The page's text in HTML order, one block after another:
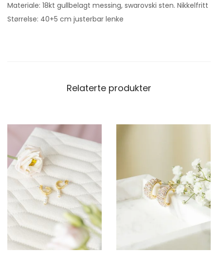
Materiale: 18kt gullbelagt messing, swarovski sten. Nikkelfritt
Størrelse: 40+5 cm justerbar lenke
Relaterte produkter